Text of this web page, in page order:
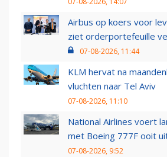
Airbus op koers voor
ziet orderportefeuille
07-08-2026, 11:44
KLM hervat na
vluchten naar Tel Aviv
07-08-2026, 11:10
National Airlines voert
met Boeing 777F ooit
07-08-2026, 9:52